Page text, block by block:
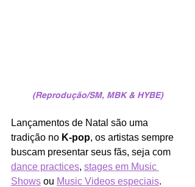
(Reprodução/SM, MBK & HYBE)
Lançamentos de Natal são uma
tradição no K-pop, os artistas sempre
buscam presentar seus fãs, seja com
dance practices, stages em Music
Shows ou Music Videos especiais.